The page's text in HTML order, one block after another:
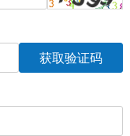
获取验证码